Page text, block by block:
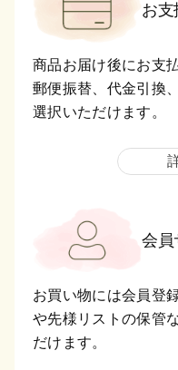
お支
商品お届け後にお支
郵便振替、代金引換
選択いただけます。
会員
お買い物には会員登
や先様リストの保管
だけます。